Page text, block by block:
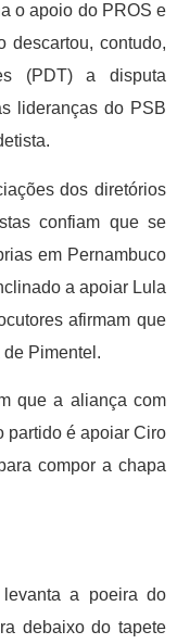
o apoio do PROS e
descartou, contudo,
(PDT) a disputa
lideranças do PSB
dos diretórios
confiam que se
em Pernambuco
a apoiar Lula
afirmam que
Pimentel.
que a aliança com
partido é apoiar Ciro
compor a chapa
a poeira do
debaixo do tapete